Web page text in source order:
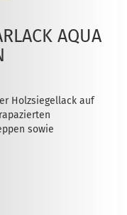
AQUA
Holzsiegellack auf
sowie